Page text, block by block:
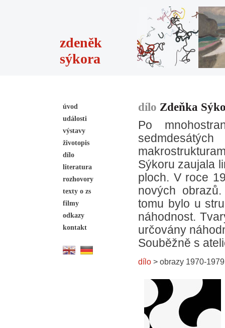
zdeněk
sýkora
úvod
události
výstavy
životopis
dílo
literatura
rozhovory
texty o zs
filmy
odkazy
kontakt
dílo Zdeňka
Po
Sýkoru zaujala
ploch. V roce
nových
tomu bylo u
náhodnost.
určovány
Souběžně s
dílo > obrazy 1970-1979